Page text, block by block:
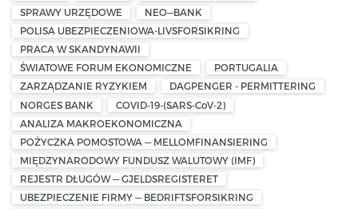
SPRAWY URZĘDOWE
NEO—BANK
POLISA UBEZPIECZENIOWA-LIVSFORSIKRING
PRACA W SKANDYNAWII
ŚWIATOWE FORUM EKONOMICZNE
PORTUGALIA
ZARZĄDZANIE RYZYKIEM
DAGPENGER - PERMITTERING
NORGES BANK
COVID-19-(SARS-CoV-2)
ANALIZA MAKROEKONOMICZNA
POŻYCZKA POMOSTOWA — MELLOMFINANSIERING
MIĘDZYNARODOWY FUNDUSZ WALUTOWY (IMF)
REJESTR DŁUGÓW — GJELDSREGISTERET
UBEZPIECZENIE FIRMY — BEDRIFTSFORSIKRING